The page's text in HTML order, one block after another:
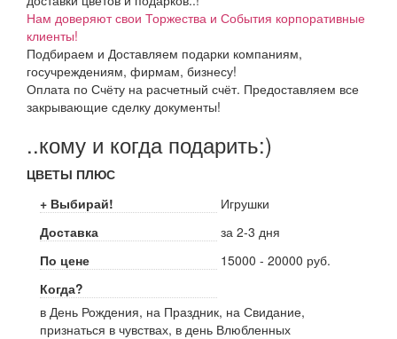
Нам доверяют свои Торжества и События корпоративные
клиенты!
Подбираем и Доставляем подарки компаниям,
госучреждениям, фирмам, бизнесу!
Оплата по Счёту на расчетный счёт. Предоставляем все
закрывающие сделку документы!
..кому и когда подарить:)
ЦВЕТЫ ПЛЮС
+ Выбирай!
Игрушки
Доставка
за 2-3 дня
По цене
15000 - 20000 руб.
Когда?
в День Рождения, на Праздник, на Свидание,
признаться в чувствах, в день Влюбленных